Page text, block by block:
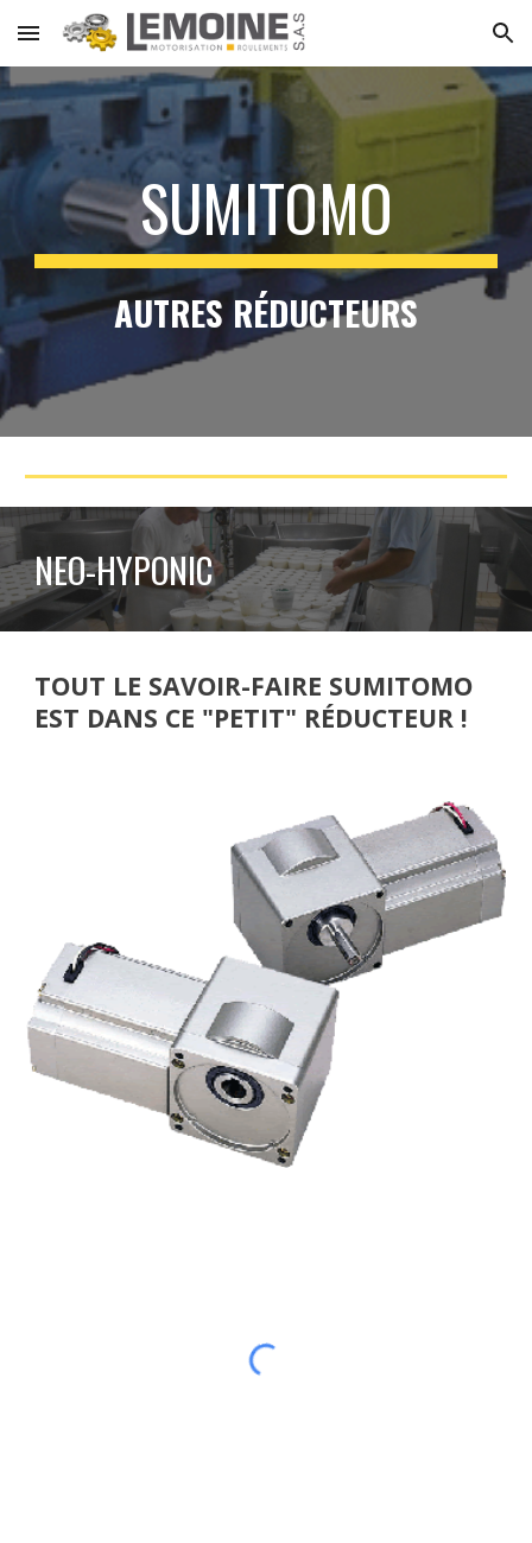
Skip to main content Skip to navigation
SUMITOMO
AUTRES RÉDUCTEURS
NEO-HYPONIC
TOUT LE SAVOIR-FAIRE SUMITOMO
EST DANS CE "PETIT" RÉDUCTEUR !